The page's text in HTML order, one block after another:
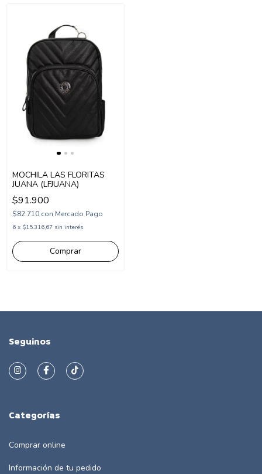
MOCHILA LAS FLORITAS
JUANA (LFJUANA)
$91.900
$82.710 con Mercado Pago
6 x $15.316,67 sin interés
Seguinos
Categorías
Comprar online
Información de tu pedido